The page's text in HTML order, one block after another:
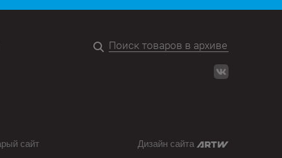
сайт Дизайн сайта